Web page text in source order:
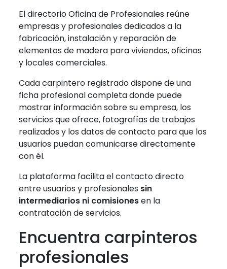
El directorio Oficina de Profesionales reúne
empresas y profesionales dedicados a la
fabricación, instalación y reparación de
elementos de madera para viviendas, oficinas
y locales comerciales.
Cada carpintero registrado dispone de una
ficha profesional completa donde puede
mostrar información sobre su empresa, los
servicios que ofrece, fotografías de trabajos
realizados y los datos de contacto para que los
usuarios puedan comunicarse directamente
con él.
La plataforma facilita el contacto directo
entre usuarios y profesionales sin
intermediarios ni comisionesen la
contratación de servicios.
Encuentra carpinteros
profesionales